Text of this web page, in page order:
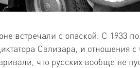
встречали с опаской. С 1933
Сализара, и отношения
что русских вообще не